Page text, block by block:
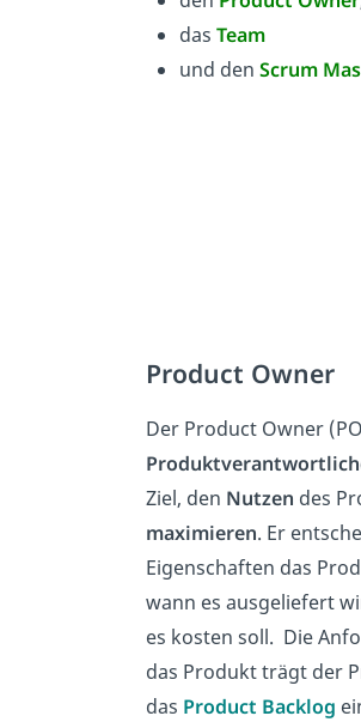
das Team
und den Scrum
Product Owner
Der Product Owner
Ziel, den Nutzen des
maximieren. Er
Eigenschaften das
wann es ausgeliefert
es kosten soll. Die
das Produkt trägt der
das Product Backlog